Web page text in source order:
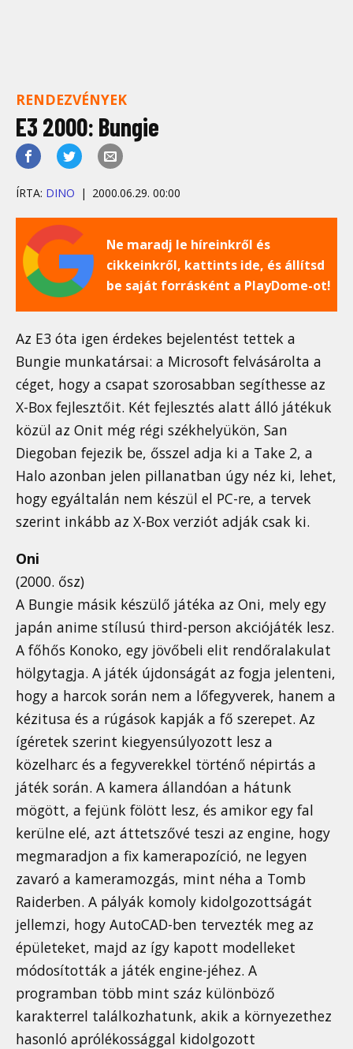
RENDEZVÉNYEK
E3 2000: Bungie
ÍRTA: DINO 2000.06.29. 00:00
Ne maradj le híreinkről és
cikkeinkről, kattints ide, és állítsd
be saját forrásként a PlayDome-ot!
Az E3 óta igen érdekes bejelentést tettek a
Bungie munkatársai: a Microsoft felvásárolta a
céget, hogy a csapat szorosabban segíthesse az
X-Box fejlesztőit. Két fejlesztés alatt álló játékuk
közül az Onit még régi székhelyükön, San
Diegoban fejezik be, ősszel adja ki a Take 2, a
Halo azonban jelen pillanatban úgy néz ki, lehet,
hogy egyáltalán nem készül el PC-re, a tervek
szerint inkább az X-Box verziót adják csak ki.
Oni
(2000. ősz)
A Bungie másik készülő játéka az Oni, mely egy
japán anime stílusú third-person akciójáték lesz.
A főhős Konoko, egy jövőbeli elit rendőralakulat
hölgytagja. A játék újdonságát az fogja jelenteni,
hogy a harcok során nem a lőfegyverek, hanem a
kézitusa és a rúgások kapják a fő szerepet. Az
ígéretek szerint kiegyensúlyozott lesz a
közelharc és a fegyverekkel történő népirtás a
játék során. A kamera állandóan a hátunk
mögött, a fejünk fölött lesz, és amikor egy fal
kerülne elé, azt áttetszővé teszi az engine, hogy
megmaradjon a fix kamerapozíció, ne legyen
zavaró a kameramozgás, mint néha a Tomb
Raiderben. A pályák komoly kidolgozottságát
jellemzi, hogy AutoCAD-ben tervezték meg az
épületeket, majd az így kapott modelleket
módosították a játék engine-jéhez. A
programban több mint száz különböző
karakterrel találkozhatunk, akik a környezethez
hasonló aprólékossággal kidolgozott